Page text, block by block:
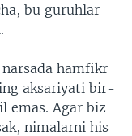
bu guruhlar
hamfikr
aksariyati bir-
emas. Agar biz
nimalarni his